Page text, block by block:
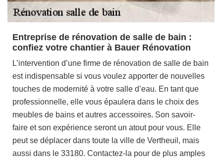
Entreprise de rénovation de salle de bain :
confiez votre chantier à Bauer Rénovation
L’intervention d’une firme de rénovation de salle de bain
est indispensable si vous voulez apporter de nouvelles
touches de modernité à votre salle d’eau. En tant que
professionnelle, elle vous épaulera dans le choix des
meubles de bains et autres accessoires. Son savoir-
faire et son expérience seront un atout pour vous. Elle
peut se déplacer dans toute la ville de Vertheuil, mais
aussi dans le 33180. Contactez-la pour de plus amples